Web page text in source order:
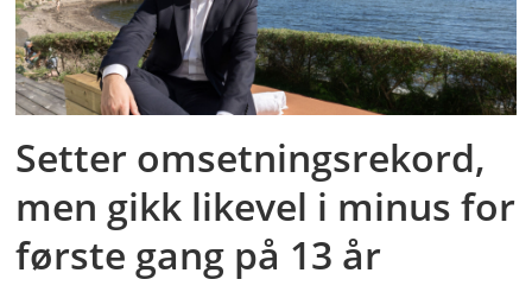
Setter omsetningsrekord,
men gikk likevel i minus for
første gang på 13 år